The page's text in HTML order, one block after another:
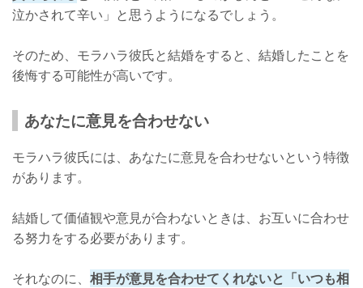
泣かされて辛い」と思うようになるでしょう。
そのため、モラハラ彼氏と結婚をすると、結婚したことを
後悔する可能性が高いです。
あなたに意見を合わせない
モラハラ彼氏には、あなたに意見を合わせないという特徴
があります。
結婚して価値観や意見が合わないときは、お互いに合わせ
る努力をする必要があります。
それなのに、 相手が意見を合わせてくれないと「いつも相